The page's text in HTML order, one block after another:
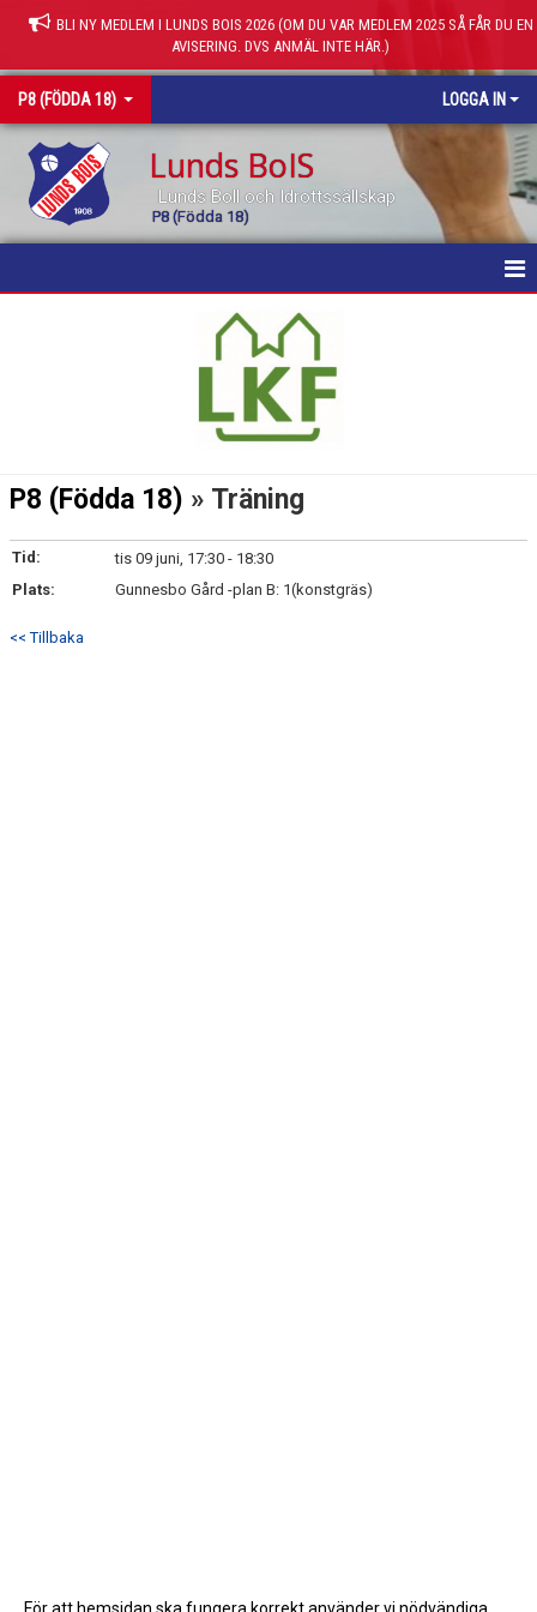
BLI NY MEDLEM I LUNDS BOIS 2026 (OM DU VAR MEDLEM 2025 SÅ FÅR DU EN
AVISERING. DVS ANMÄL INTE HÄR.)
P8 (FÖDDA 18) LOGGA IN
Lunds BoIS
Lunds Boll och Idrottssällskap
P8 (Födda 18)
P8 (Födda 18) » Träning
Tid:
tis 09 juni, 17:30 - 18:30
Plats:
Gunnesbo Gård -plan B: 1(konstgräs)
<< Tillbaka